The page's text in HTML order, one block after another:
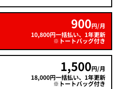
900円/月
10,800円一括払い、1年更新
※トートバッグ付き
1,500円/月
18,000円一括払い、1年更新
※トートバッグ付き